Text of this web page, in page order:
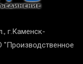
г.Каменск-
"Производственное